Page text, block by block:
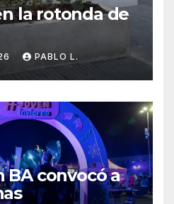
la rotonda de
PABLO L.
BA convocó a